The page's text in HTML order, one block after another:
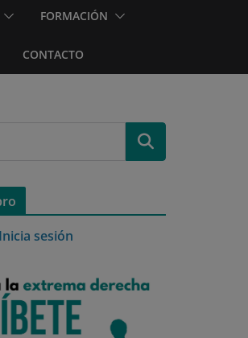
FORMACIÓN
CONTACTO
Inicia sesión